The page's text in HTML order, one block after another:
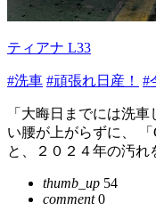
ティアナ L33
#洗車 #頑張れ日産！ #
「大晦日までには洗
い腰が上がらずに、
と、２０２４年の汚れ
thumb_up 54
comment0